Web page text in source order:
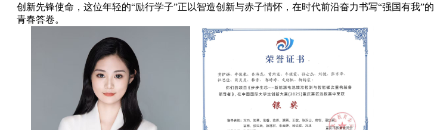
创新先锋使命，这位年轻的“励行学子”正以智造创新与赤子情怀，在时代前沿奋力书写“强国有我”的
青春答卷。